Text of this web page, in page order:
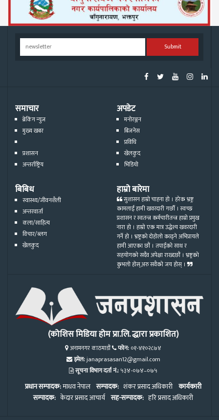
Submit
समाचार
ब्रेकिंग न्युज
मुख्य खबर
प्रशासन
अन्तर्राष्ट्रिय
अपडेट
मनोरञ्जन
बिजनेस
प्रविधि
खेलकुद
भिडियो
बिबिध
स्वास्थ्य/जीवनशैली
अन्तरवार्ता
कला/साहित्य
विचार/ब्लग
खेलकुद
हाम्रो बारेमा
सुशासन हाम्रो चाहना हो । हरेक भ्रष्ट्र
कामलाई हामी खवरदारी गर्छौ । स्वच्छ
प्रशासन र स्वतन्त्र कर्मचारीतन्त्र हाम्रो प्रमुख
नारा हो । हाम्रो एक मात्र उद्धेश्य खवरदारी
गर्ने हो । भ्रष्ट्रको दोहोलो काढ्ने अभिप्रायले
हामी आएका छौं । तपाईको साथ र
सहयोगको सदैव अपेक्षा राख्दछौं । भ्रष्ट्रको
कुभलो होस्,अरु सवैको जय होस् ।
(कोशिस मिडिया होम प्रा.लि. द्धारा प्रकाशित)
अनामनगर काठमाडौं फोन: ०१-४१०२८७४
इमेल:janaprasasan12@gmail.com
सूचना विभाग दर्ता नं.: ५३४-०७४–०७५
प्रधान सम्पादक:माधव नेपाल सम्पादक: शंकर प्रसाद अधिकारी कार्यकारी
सम्पादक: केदार प्रसाद आचार्य सह-सम्पादक: हरि प्रसाद अधिकारी